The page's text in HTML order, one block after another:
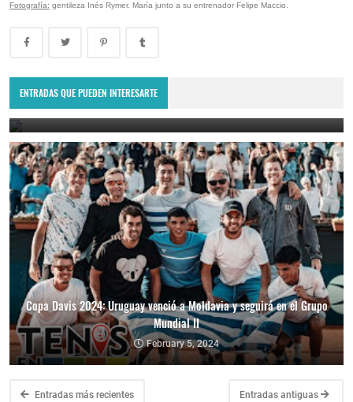
Fotografía: gentileza Inés Rymer. María junto a su entrenador Felipe Maccio.
ENTRADAS QUE PUEDEN INTERESARTE
Copa Davis 2024: Uruguay enfrentará a Bolivia como visitante por
el Grupo Mundial II
February 10, 2024
Copa Davis 2024: Uruguay venció a Moldavia y seguirá en el Grupo
Mundial II
February 5, 2024
Entradas más recientes Entradas antiguas